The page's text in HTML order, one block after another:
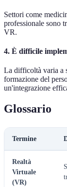
Settori come
professionale sono
VR.
4. È difficile
La difficoltà varia a
formazione del
un'integrazione
Glossario
Termine
Realtà
Virtuale
(VR)